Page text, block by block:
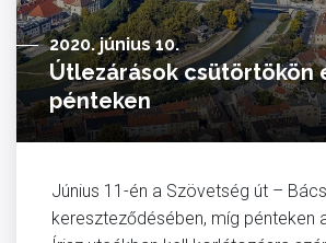
2020. június 10.
Útlezárások csütörtökön
pénteken
Június 11-én a Szövetség út –
kereszteződésében, míg pénteken